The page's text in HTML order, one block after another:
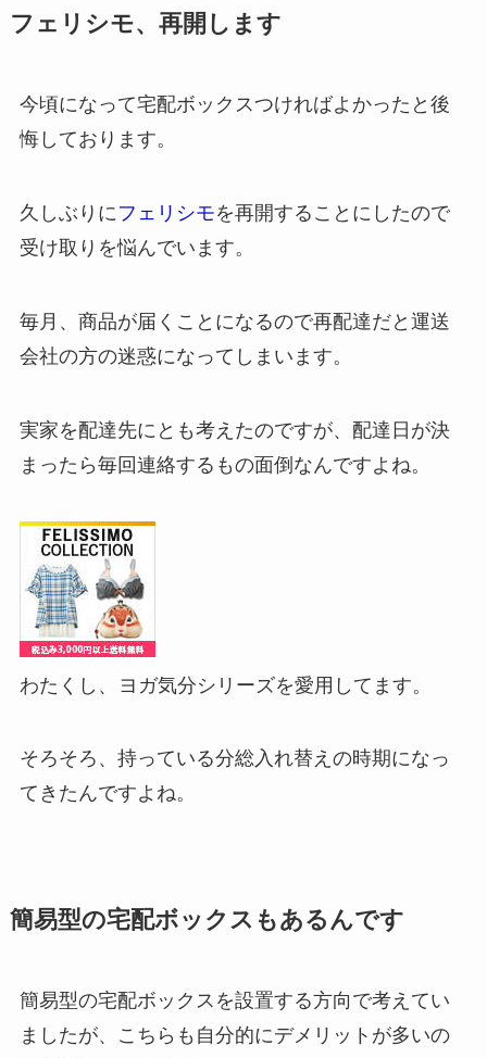
フェリシモ、再開します
今頃になって宅配ボックスつければよかったと後
悔しております。
久しぶりにフェリシモを再開することにしたので
受け取りを悩んでいます。
毎月、商品が届くことになるので再配達だと運送
会社の方の迷惑になってしまいます。
実家を配達先にとも考えたのですが、配達日が決
まったら毎回連絡するもの面倒なんですよね。
わたくし、 ヨガ気分シリーズを愛用してます。
そろそろ、持っている分総入れ替えの時期になっ
てきたんですよね。
簡易型の宅配ボックスもあるんです
簡易型の宅配ボックスを設置する方向で考えてい
ましたが、こちらも自分的にデメリットが多いの